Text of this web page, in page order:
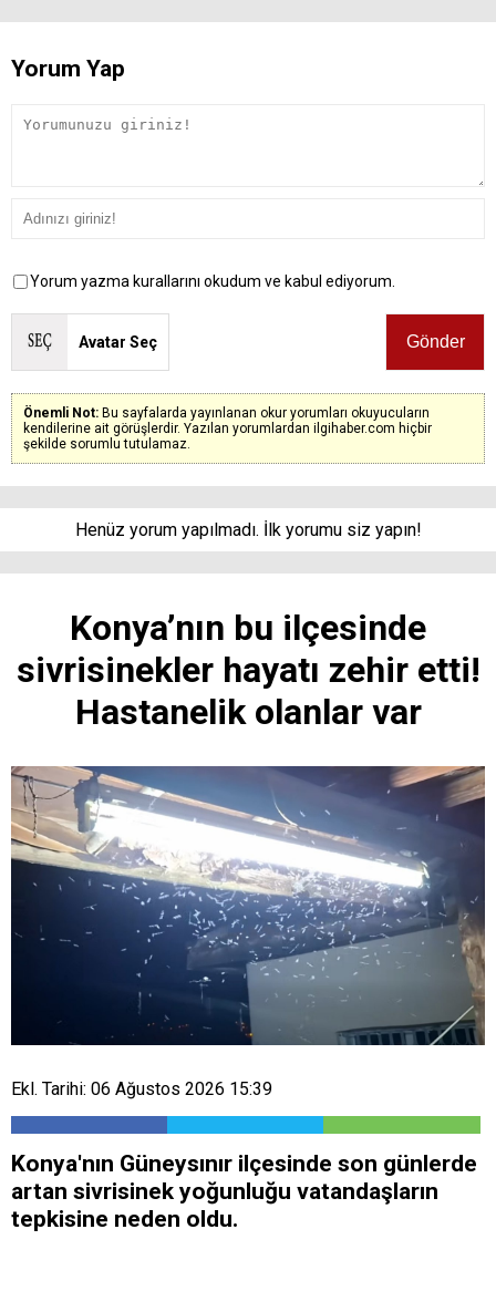
Yorum Yap
Yorum yazma kurallarını okudum ve kabul ediyorum.
Avatar Seç
Önemli Not: Bu sayfalarda yayınlanan okur yorumları okuyucuların
kendilerine ait görüşlerdir. Yazılan yorumlardan ilgihaber.com hiçbir
şekilde sorumlu tutulamaz.
Henüz yorum yapılmadı. İlk yorumu siz yapın!
Konya’nın bu ilçesinde
sivrisinekler hayatı zehir etti!
Hastanelik olanlar var
Ekl. Tarihi: 06 Ağustos 2026 15:39
Konya'nın Güneysınır ilçesinde son günlerde
artan sivrisinek yoğunluğu vatandaşların
tepkisine neden oldu.